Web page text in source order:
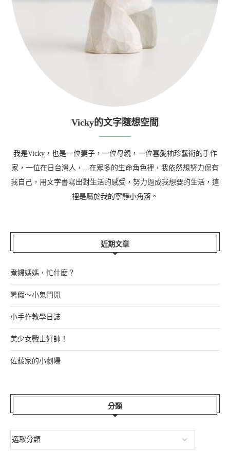
Vicky的文字隨想空間
我是Vicky，也是一位妻子，一位母親，一位喜愛袖珍藝術的手作
家，一位在日台灣人，...在眾多的生命角色裡，我依然想努力保有
我自己，用文字書寫出對生活的感受，努力過成我想要的生活，這
裡是屬於我的寧靜小角落。
近期文章
煮婦媽媽，忙什麼？
暑假～小鬼門開
小手作教學日誌
美少女戰士好帥！
佐藤家的小劇場
分類